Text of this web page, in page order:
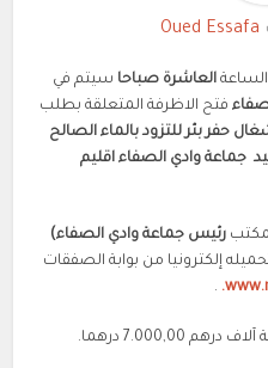
Oued Essafa
العاشرة صباحا سيتم في
فتح الاظرفة المتعلقة بطلب
حفر بئر للتزود بالماء الصالح
تن سعيد جماعة وادي الصفاء اقليم
رئيس جماعة وادي الصفاء)
إلكترونيا من بوابة الصفقات
.
درهما.